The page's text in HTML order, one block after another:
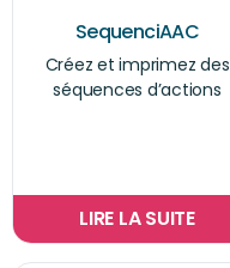
SequenciAAC
Créez et imprimez des
séquences d’actions
LIRE LA SUITE